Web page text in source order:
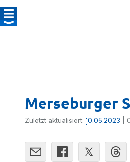
Merseburger
Zuletzt aktualisiert: 10.05.2023 |